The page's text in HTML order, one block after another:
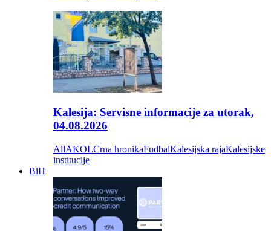
Kalesija: Servisne informacije za utorak,
04.08.2026
AllAKOLCrna hronikaFudbalKalesijska rajaKalesijske
institucije
BiH